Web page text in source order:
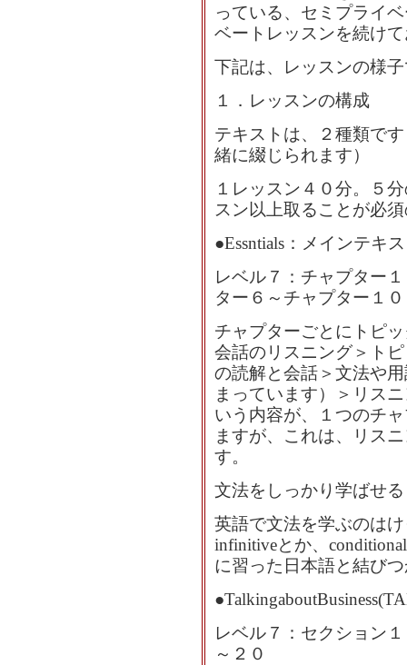
っている、セミプライ
ベートレッスンを続け
下記は、レッスンの様
１．レッスンの構成
テキストは、２種類で
緒に綴じられます）
１レッスン４０分。５
スン以上取ることが必
●Essntials：メインテキ
レベル７：チャプター
ター６～チャプター１０
チャプターごとにトピ
会話のリスニング＞ト
の読解と会話＞文法や
まっています）＞リス
いう内容が、１つのチ
ますが、これは、リス
す。
文法をしっかり学ばせ
英語で文法を学ぶのは
infinitiveとか、
に習った日本語と結び
レベル７：セクション
～２０